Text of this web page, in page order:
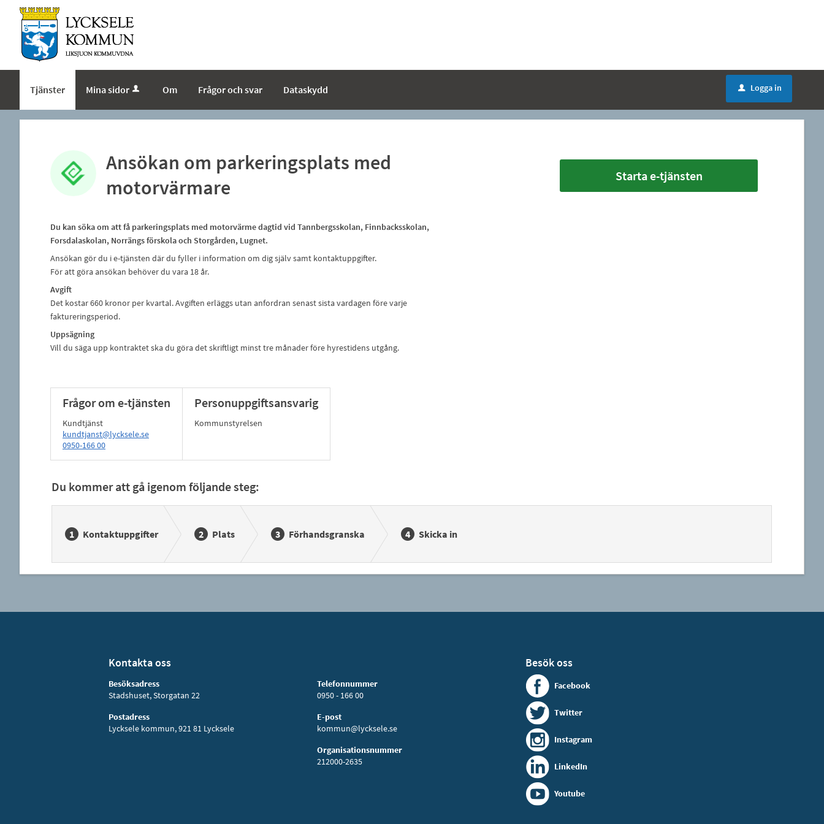
Tjänster Mina sidor Om Frågor och svar Dataskydd u Logga in
Ansökan om parkeringsplats med
motorvärmare
Du kan söka om att få parkeringsplats med motorvärme dagtid vid Tannbergsskolan​, Finnbacksskolan,
Forsdalaskolan, Norrängs förskola och Storgården, Lugnet.
Ansökan gör du i e-tjänsten där du fyller i information om dig själv samt kontaktuppgifter.
För att göra ansökan behöver du vara 18 år.
Avgift
Det kostar 660 kronor per kvartal. Avgiften erläggs utan anfordran senast sista vardagen före varje
faktureringsperiod.
Uppsägning
Vill du säga upp kontraktet ska du göra det skriftligt minst tre månader före hyrestidens utgång.
Frågor om e-tjänsten
Kundtjänst
kundtjanst@lycksele.se
0950-166 00
Personuppgiftsansvarig
Kommunstyrelsen
Starta e-tjänsten
Du kommer att gå igenom följande steg:
Kontaktuppgifter Plats Förhandsgranska Skicka in
Kontakta oss
Besöksadress
Stadshuset, Storgatan 22
Postadress
Lycksele kommun, 921 81 Lycksele
Telefonnummer
0950 - 166 00
E-post
kommun@lycksele.se
Organisationsnummer
212000-2635
Besök oss
Facebook
Twitter
Instagram
LinkedIn
Youtube